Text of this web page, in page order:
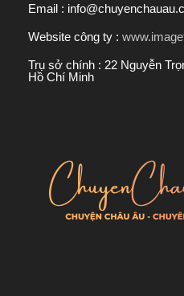
Email :
Website công ty :
Trụ sở chính : 22 Nguyễn
Hồ Chí Minh